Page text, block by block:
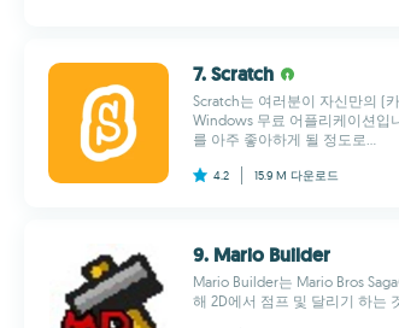
7. Scratch
Scratch는 여러분이 자신만의 (
Windows 무료 어플리케이션입
를 아주 좋아하게 될 정도로...
4.2 15.9 M 다운로드
9. Mario Builder
Mario Builder는 Mario Bros
해 2D에서 점프 및 달리기 하는